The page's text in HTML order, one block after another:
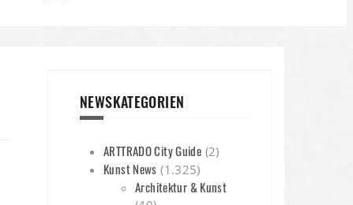
NEWSKATEGORIEN
ARTTRADO City Guide (2)
Kunst News (1.325)
Architektur & Kunst